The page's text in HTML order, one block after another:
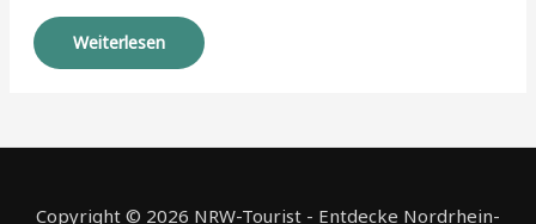
Weiterlesen
Copyright © 2026 NRW-Tourist - Entdecke Nordrhein-